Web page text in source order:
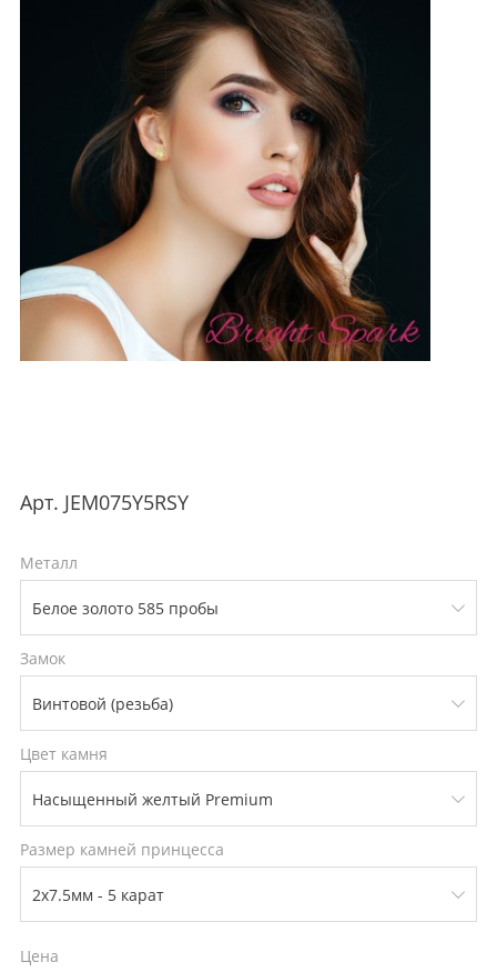
Арт. JEM075Y5RSY
Металл
Замок
Цвет камня
Размер камней принцесса
Цена